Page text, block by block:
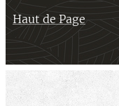
Haut de Page